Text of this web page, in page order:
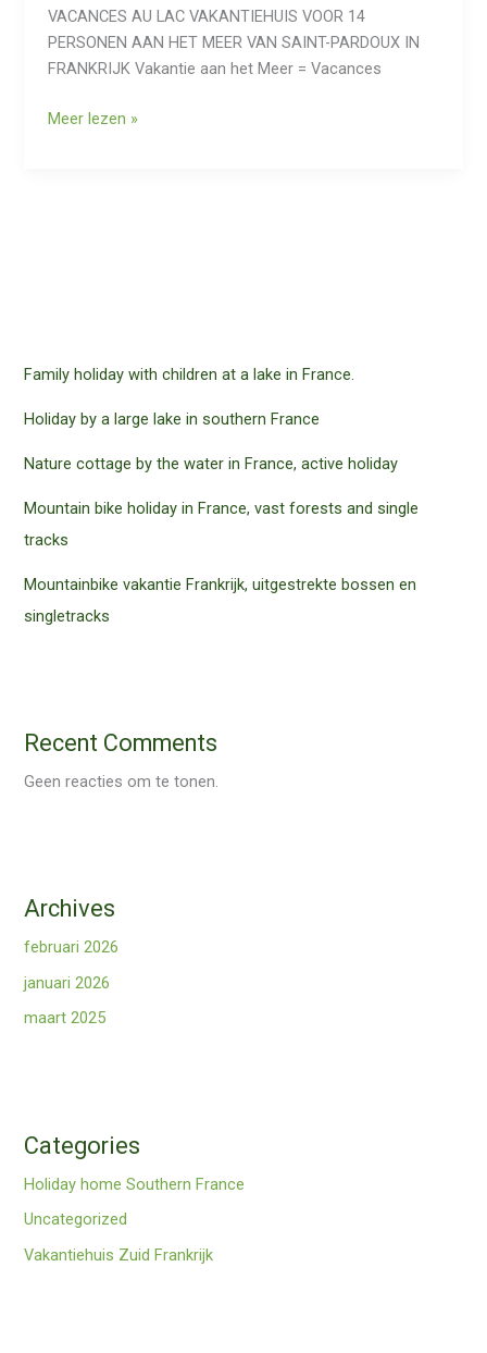
VACANCES AU LAC VAKANTIEHUIS VOOR 14
PERSONEN AAN HET MEER VAN SAINT-PARDOUX IN
FRANKRIJK Vakantie aan het Meer = Vacances
Vakantie
rijden.
Meer lezen »
Family holiday with children at a lake in France.
Holiday by a large lake in southern France
Nature cottage by the water in France, active holiday
Mountain bike holiday in France, vast forests and single
tracks
Mountainbike vakantie Frankrijk, uitgestrekte bossen en
singletracks
Recent Comments
Geen reacties om te tonen.
Archives
februari 2026
januari 2026
maart 2025
Categories
Holiday home Southern France
Uncategorized
Vakantiehuis Zuid Frankrijk